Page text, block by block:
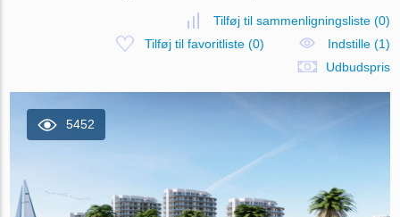
Tilføj til sammenligningsliste(0)
Tilføj til favoritliste (0)
Indstille (1)
Udbudspris
5452